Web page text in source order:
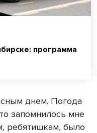
программа
днем. Погода
запомнилось мне
ребятишкам, было